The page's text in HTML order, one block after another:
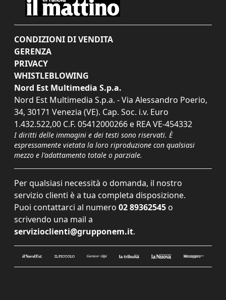
CONDIZIONI DI VENDITA
GERENZA
PRIVACY
WHISTLEBLOWING
Nord Est Multimedia S.p.a.
Nord Est Multimedia S.p.a. - Via Alessandro Poerio,
34, 30171 Venezia (VE). Cap. Soc. i.v. Euro
1.432.522,00 C.F. 05412000266 e REA VE-454332
I diritti delle immagini e dei testi sono riservati. È
espressamente vietata la loro riproduzione con qualsiasi
mezzo e l'adattamento totale o parziale.
Per qualsiasi necessità o domanda, il nostro
servizio clienti è a tua completa disposizione.
Puoi contattarci al numero 02 89362545 o
scrivendo una mail a
servizioclienti@grupponem.it.